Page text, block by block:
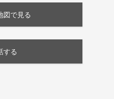
図で見る
する